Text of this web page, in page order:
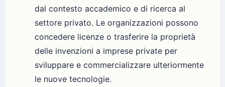
dal contesto accademico e di ricerca al
settore privato. Le organizzazioni possono
concedere licenze o trasferire la proprietà
delle invenzioni a imprese private per
sviluppare e commercializzare ulteriormente
le nuove tecnologie.